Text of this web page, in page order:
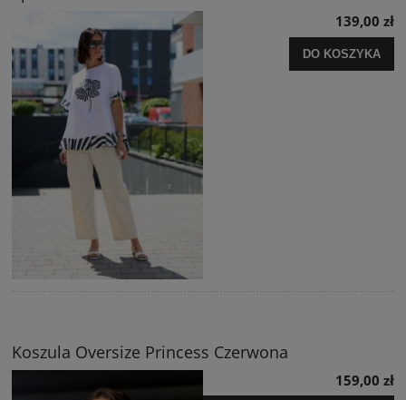
139,00 zł
DO KOSZYKA
Koszula Oversize Princess Czerwona
159,00 zł